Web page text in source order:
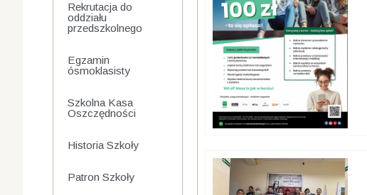
Rekrutacja do
oddziału
przedszkolnego
Egzamin
ósmoklasisty
Szkolna Kasa
Oszczędności
Historia Szkoły
Patron Szkoły